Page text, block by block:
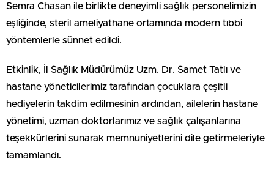
Semra Chasan ile birlikte deneyimli sağlık personelimizin
eşliğinde, steril ameliyathane ortamında modern tıbbi
yöntemlerle sünnet edildi.
Etkinlik, İl Sağlık Müdürümüz Uzm. Dr. Samet Tatlı ve
hastane yöneticilerimiz tarafından çocuklara çeşitli
hediyelerin takdim edilmesinin ardından, ailelerin hastane
yönetimi, uzman doktorlarımız ve sağlık çalışanlarına
teşekkürlerini sunarak memnuniyetlerini dile getirmeleriyle
tamamlandı.